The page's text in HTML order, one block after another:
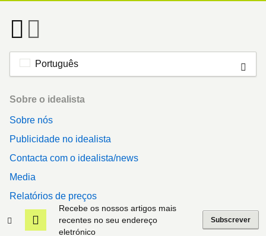
Recebe os nossos artigos mais
recentes no seu endereço
eletrónico
Subscrever
Português
Footer
Sobre o idealista
Sobre nós
Publicidade no idealista
Contacta com o idealista/news
Media
Relatórios de preços
idealista/news Itália
idealista/news Portugal